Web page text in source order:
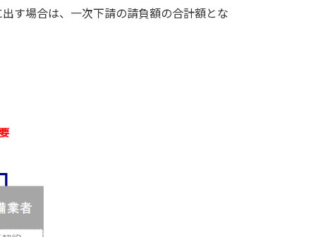
す場合は、一次下請の請負額の合計額とな